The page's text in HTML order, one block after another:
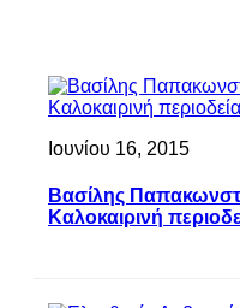
Ιουνίου 16, 2015
Βασίλης
Καλοκαιρινή